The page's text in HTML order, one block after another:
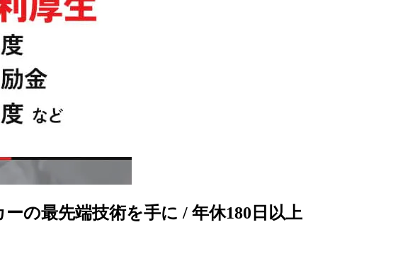
の最先端技術を手に / 年休180日以上